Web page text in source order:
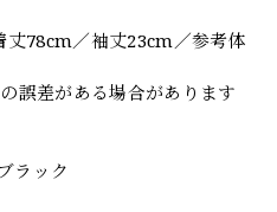
78cm／袖丈23cm／参考体
誤差がある場合があります
ラック